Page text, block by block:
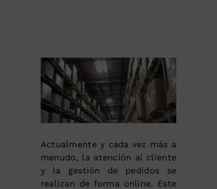
Actualmente y cada vez más a
menudo, la atención al cliente
y la gestión de pedidos se
realizan de forma online. Este